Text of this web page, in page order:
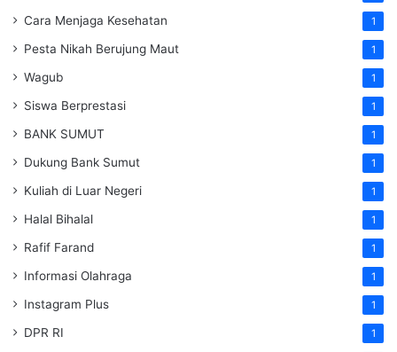
Cara Menjaga Kesehatan 1
Pesta Nikah Berujung Maut 1
Wagub 1
Siswa Berprestasi 1
BANK SUMUT 1
Dukung Bank Sumut 1
Kuliah di Luar Negeri 1
Halal Bihalal 1
Rafif Farand 1
Informasi Olahraga 1
Instagram Plus 1
DPR RI 1